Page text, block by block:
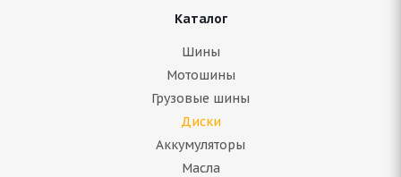
Каталог
Шины
Мотошины
Грузовые шины
Диски
Аккумуляторы
Масла